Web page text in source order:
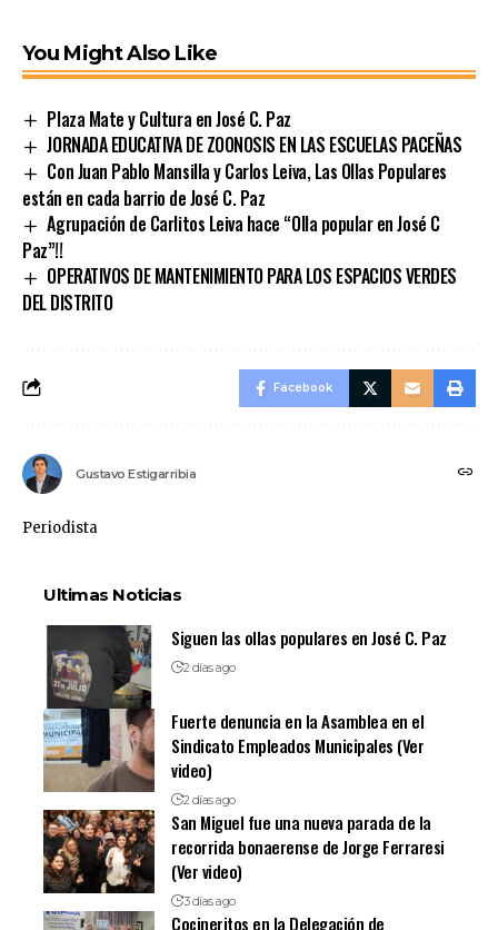
You Might Also Like
Plaza Mate y Cultura en José C. Paz
JORNADA EDUCATIVA DE ZOONOSIS EN LAS ESCUELAS PACEÑAS
Con Juan Pablo Mansilla y Carlos Leiva, Las Ollas Populares
están en cada barrio de José C. Paz
Agrupación de Carlitos Leiva hace “Olla popular en José C
Paz”!!
OPERATIVOS DE MANTENIMIENTO PARA LOS ESPACIOS VERDES
DEL DISTRITO
Facebook
Gustavo Estigarribia
Periodista
Ultimas Noticias
Siguen las ollas populares en José C. Paz
2 días ago
Fuerte denuncia en la Asamblea en el
Sindicato Empleados Municipales (Ver
video)
2 días ago
San Miguel fue una nueva parada de la
recorrida bonaerense de Jorge Ferraresi
(Ver video)
3 días ago
Cocineritos en la Delegación de